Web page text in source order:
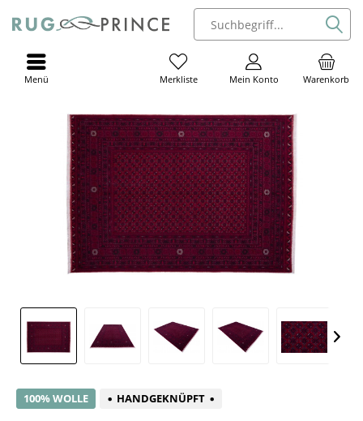
Warenkorb
Mein Konto
Merkliste
Menü
100% WOLLE HANDGEKNÜPFT